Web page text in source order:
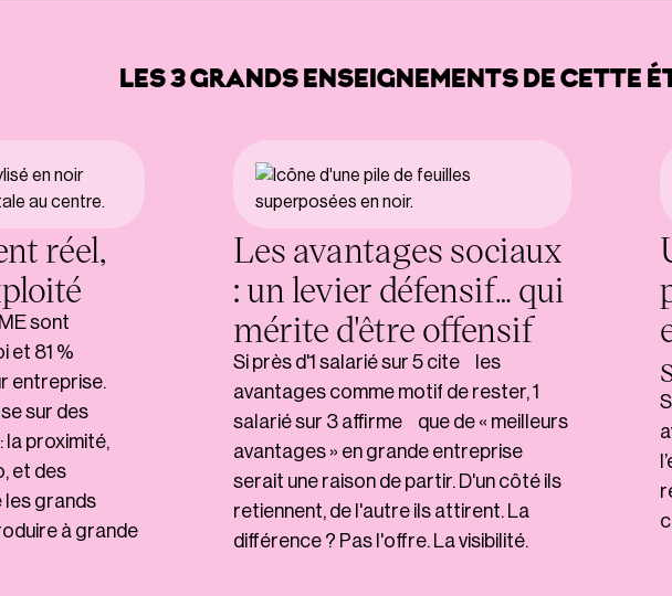
LES 3 GRANDS ENSEIGNEMENTS DE CETTE
réel,
sont
et 81 %
entreprise.
sur des
la proximité,
et des
les grands
à grande
Les avantages sociaux
: un levier défensif… qui
mérite d'être offensif
Si près d'1 salarié sur 5 cite les
avantages comme motif de rester, 1
salarié sur 3 affirme que de « meilleurs
avantages » en grande entreprise
serait une raison de partir. D'un côté ils
retiennent, de l'autre ils attirent. La
différence ? Pas l'offre. La visibilité.